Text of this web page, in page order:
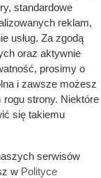
standardowe
reklam,
usług. Za zgodą
oraz aktywnie
prosimy o
i zawsze możesz
strony. Niektóre
się takiemu
serwisów
w Polityce